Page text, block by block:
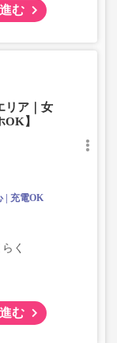
む
リア｜女
】
充電OK
く
む